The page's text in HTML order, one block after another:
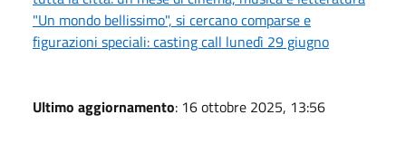
"Un mondo bellissimo", si cercano comparse e
figurazioni speciali: casting call lunedì 29 giugno
Ultimo aggiornamento: 16 ottobre 2025, 13:56